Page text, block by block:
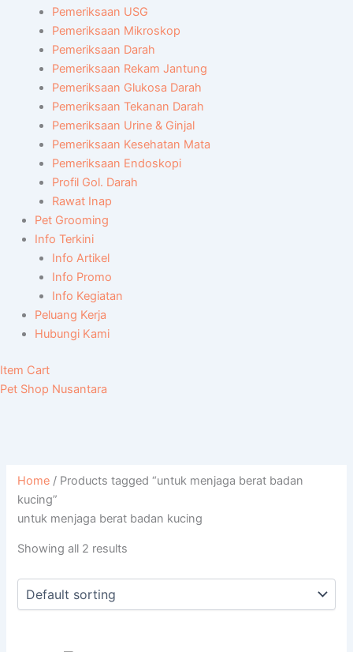
Pemeriksaan USG
Pemeriksaan Mikroskop
Pemeriksaan Darah
Pemeriksaan Rekam Jantung
Pemeriksaan Glukosa Darah
Pemeriksaan Tekanan Darah
Pemeriksaan Urine & Ginjal
Pemeriksaan Kesehatan Mata
Pemeriksaan Endoskopi
Profil Gol. Darah
Rawat Inap
Pet Grooming
Info Terkini
Info Artikel
Info Promo
Info Kegiatan
Peluang Kerja
Hubungi Kami
Item Cart
Pet Shop Nusantara
Home / Products tagged “untuk menjaga berat badan
kucing”
untuk menjaga berat badan kucing
Showing all 2 results